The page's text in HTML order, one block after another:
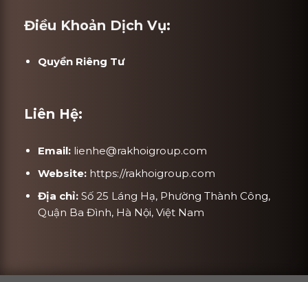
Điều Khoản Dịch Vụ:
Quyền Riêng Tư
Liên Hệ:
Email: lienhe@rakhoigroup.com
Website: https://rakhoigroup.com
Địa chỉ: Số 25 Láng Hạ, Phường Thành Công,
Quận Ba Đình, Hà Nội, Việt Nam